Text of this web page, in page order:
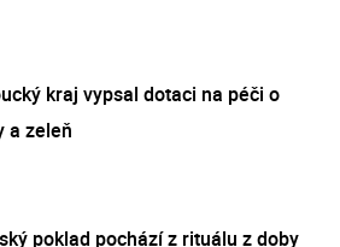
kraj vypsal dotaci na péči o
a zeleň
poklad pochází z rituálu z doby